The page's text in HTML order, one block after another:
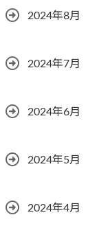
2024年8月
2024年7月
2024年6月
2024年5月
2024年4月